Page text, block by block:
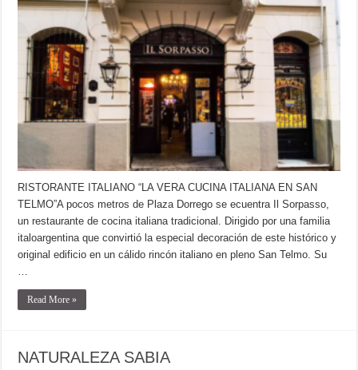
RISTORANTE ITALIANO “LA VERA CUCINA ITALIANA EN SAN
TELMO”A pocos metros de Plaza Dorrego se ecuentra Il Sorpasso,
un restaurante de cocina italiana tradicional. Dirigido por una familia
italoargentina que convirtió la especial decoración de este histórico y
original edificio en un cálido rincón italiano en pleno San Telmo. Su
…
Read More »
NATURALEZA SABIA